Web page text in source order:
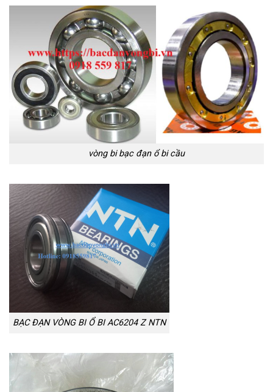
vòng bi bạc đạn ổ bi cầu
BẠC ĐẠN VÒNG BI Ổ BI AC6204 Z NTN